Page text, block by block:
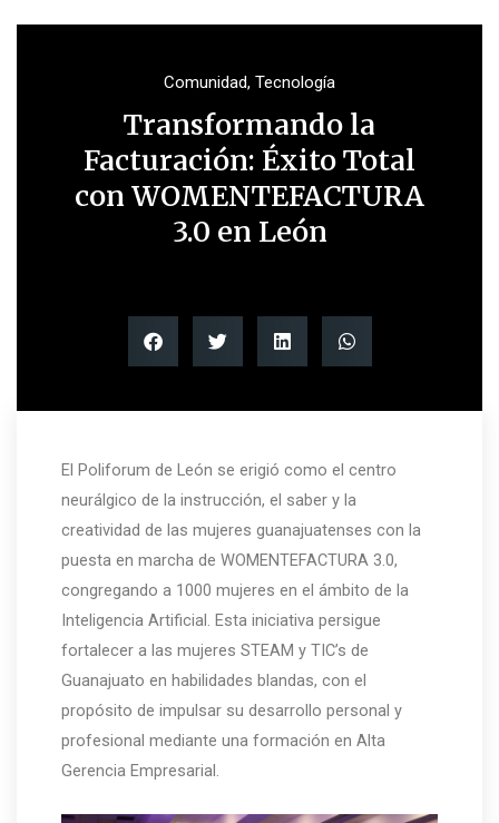
Comunidad, Tecnología
Transformando la
Facturación: Éxito Total
con WOMENTEFACTURA
3.0 en León
El Poliforum de León se erigió como el centro
neurálgico de la instrucción, el saber y la
creatividad de las mujeres guanajuatenses con la
puesta en marcha de WOMENTEFACTURA 3.0,
congregando a 1000 mujeres en el ámbito de la
Inteligencia Artificial. Esta iniciativa persigue
fortalecer a las mujeres STEAM y TIC’s de
Guanajuato en habilidades blandas, con el
propósito de impulsar su desarrollo personal y
profesional mediante una formación en Alta
Gerencia Empresarial.